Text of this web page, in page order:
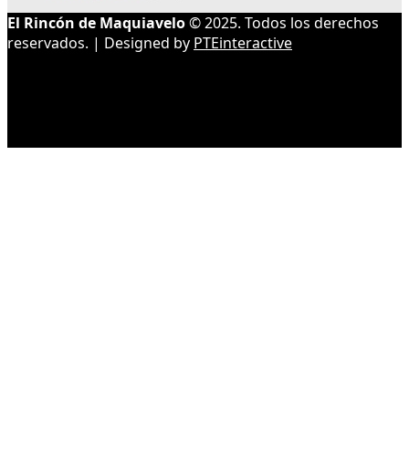
El Rincón de Maquiavelo© 2025. Todos los derechos
reservados. | Designed by PTEinteractive